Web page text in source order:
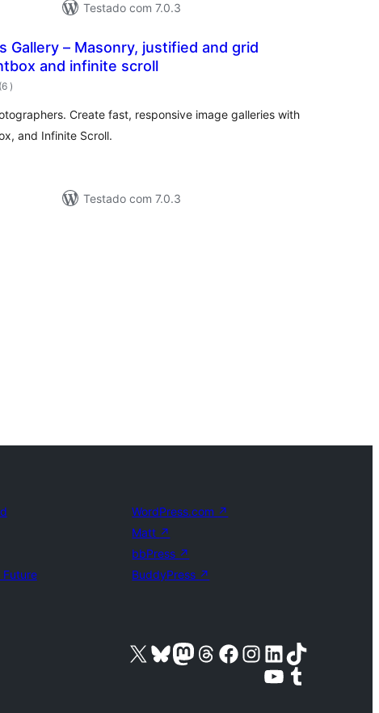
Testado com 7.0.3
Gallery – Masonry, justified and grid
and infinite scroll
(6 classificações
)
Create fast, responsive image galleries with
and Infinite Scroll.
Testado com 7.0.3
Future
WordPress.com ↗
Matt ↗
bbPress ↗
BuddyPress ↗
Visite a nossa conta X (antigo Twitter)
Visit our Bluesky account
Visit our Mastodon account
Visit our Threads account
Visite a nossa página do Facebook
Visite a nossa conta no Instagram
Visite a nossa conta no LinkedIn
Visit our TikTok account
Visit our YouTube channel
Visit our Tumblr account